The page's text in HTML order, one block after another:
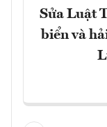
Sửa Luật
biển và